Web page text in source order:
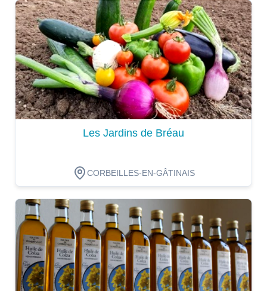
Dégustation
Les Jardins de Bréau
CORBEILLES-EN-GÂTINAIS
Dégustation